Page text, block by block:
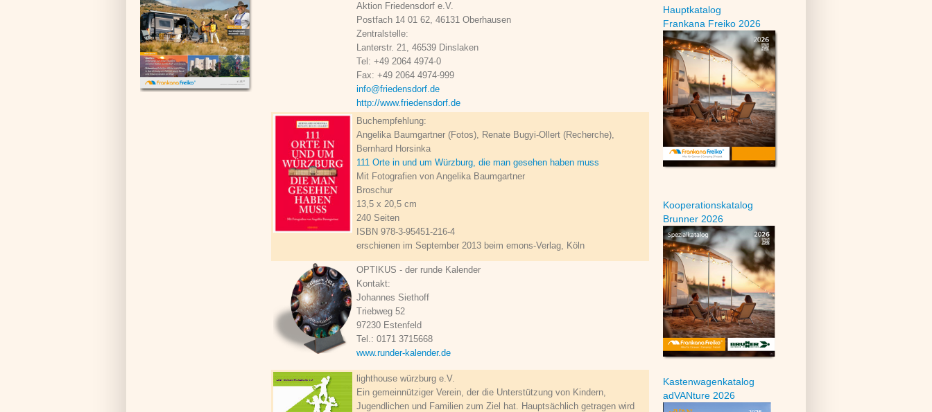
Aktion Friedensdorf e.V.
Postfach 14 01 62, 46131 Oberhausen
Zentralstelle:
Lanterstr. 21, 46539 Dinslaken
Tel: +49 2064 4974-0
Fax: +49 2064 4974-999
info@friedensdorf.de
http://www.friedensdorf.de
Buchempfehlung:
Angelika Baumgartner (Fotos), Renate Bugyi-Ollert (Recherche),
Bernhard Horsinka
111 Orte in und um Würzburg, die man gesehen haben muss
Mit Fotografien von Angelika Baumgartner
Broschur
13,5 x 20,5 cm
240 Seiten
ISBN 978-3-95451-216-4
erschienen im September 2013 beim emons-Verlag, Köln
OPTIKUS - der runde Kalender
Kontakt:
Johannes Siethoff
Triebweg 52
97230 Estenfeld
Tel.: 0171 3715668
www.runder-kalender.de
lighthouse würzburg e.V.
Ein gemeinnütziger Verein, der die Unterstützung von Kindern,
Jugendlichen und Familien zum Ziel hat. Hauptsächlich getragen wird
Hauptkatalog
Frankana Freiko 2026
Kooperationskatalog
Brunner 2026
Kastenwagenkatalog
adVANture 2026